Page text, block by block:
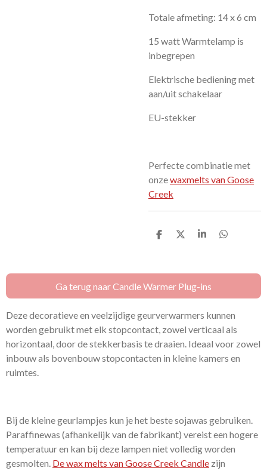
Totale afmeting: 14 x 6 cm
15 watt Warmtelamp is
inbegrepen
Elektrische bediening met
aan/uit schakelaar
EU-stekker
Perfecte combinatie met
onzewaxmelts van Goose
Creek
D
n
D
S
e
D
n
Ga terug naar Candle Warmer Plug-ins
Deze decoratieve en veelzijdige geurverwarmers kunnen
worden gebruikt met elk stopcontact, zowel verticaal als
horizontaal, door de stekkerbasis te draaien. Ideaal voor zowel
inbouw als bovenbouw stopcontacten in kleine kamers en
ruimtes.
Bij de kleine geurlampjes kun je het beste sojawas gebruiken.
Paraffinewas (afhankelijk van de fabrikant) vereist een hogere
temperatuur en kan bij deze lampen niet volledig worden
gesmolten. De wax melts van Goose Creek Candle zijn